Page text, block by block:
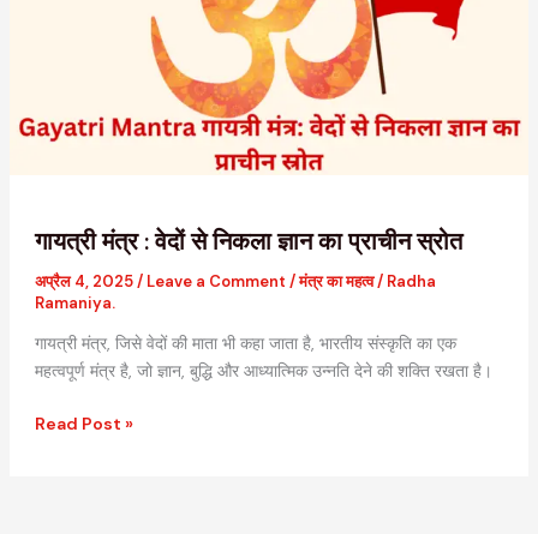
गायत्री मंत्र : वेदों से निकला ज्ञान का प्राचीन स्रोत
अप्रैल 4, 2025/ Leave a Comment /मंत्र का महत्व/ Radha
Ramaniya.
गायत्री मंत्र, जिसे वेदों की माता भी कहा जाता है, भारतीय संस्कृति का एक
महत्वपूर्ण मंत्र है, जो ज्ञान, बुद्धि और आध्यात्मिक उन्नति देने की शक्ति रखता है।
प्राचीन
स्रोत
Read Post »